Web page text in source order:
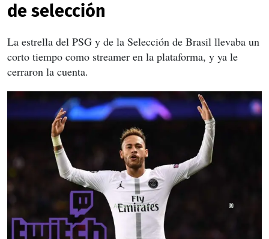
de selección
La estrella del PSG y de la Selección de Brasil llevaba un
corto tiempo como streamer en la plataforma, y ya le
cerraron la cuenta.
X